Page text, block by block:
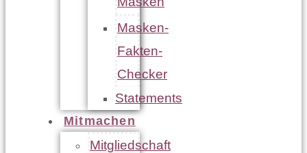
Masken-
Fakten-
Checker
Statements
Mitmachen
Mitgliedschaft